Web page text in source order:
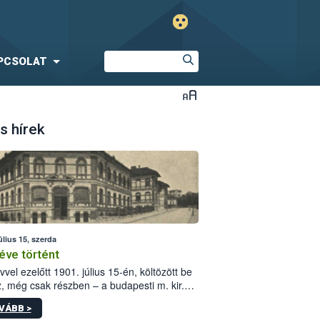
hírek
15, szerda
történt
ezelőtt 1901. július 15-én, költözött be
még csak részben – a budapesti m. kir.
állomás a Kis Rókus utca
alatti, Czigler Győző által tervezett új
>